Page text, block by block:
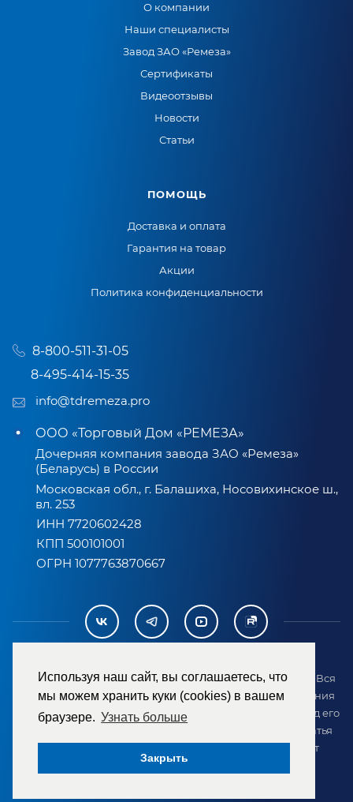
Используя наш сайт, вы соглашаетесь, что
мы можем хранить куки (cookies) в вашем
браузере. Узнать больше
Закрыть
О компании
Наши специалисты
Завод ЗАО «Ремеза»
Сертификаты
Видеоотзывы
Новости
Статьи
ПОМОЩЬ
Доставка и оплата
Гарантия на товар
Акции
Политика конфиденциальности
8-800-511-31-05
8-495-414-15-35
info@tdremeza.pro
ООО «Торговый Дом «РЕМЕЗА»
Дочерняя компания завода ЗАО «Ремеза»
(Беларусь) в России
Московская обл., г. Балашиха, Носовихинское ш.,
вл. 253
ИНН 7720602428
КПП 500101001
ОГРН 1077763870667
2007-2026 © ООО «ТД «РЕМЕЗА». Все права защищены. Вся
информация на сайте размещена в целях предоставления
возможности покупателю ознакомиться с товаром перед его
приобретением и не является публичной офертой (статья
437 ГК РФ). Внешний вид товара может отличаться от
представленного на сайте.